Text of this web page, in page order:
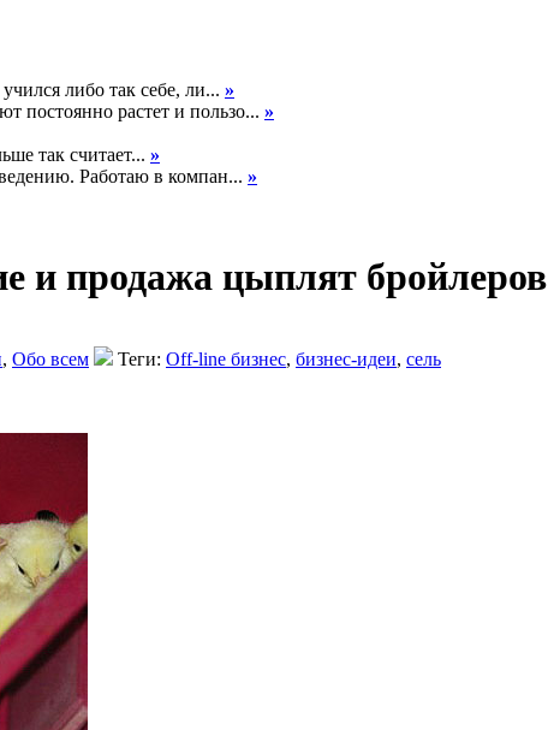
либо так себе, ли... »
постоянно растет и пользо... »
так считает... »
Работаю в компан... »
и продажа цыплят бройлеров
, Обо всем Теги: Off-line бизнес, бизнес-идеи, сель